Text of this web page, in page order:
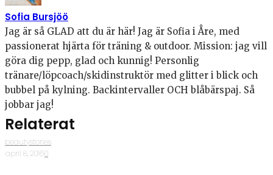
Sofia Bursjöö
Jag är så GLAD att du är här! Jag är Sofia i Åre, med
passionerat hjärta för träning & outdoor. Mission: jag vill
göra dig pepp, glad och kunnig! Personlig
tränare/löpcoach/skidinstruktör med glitter i blick och
bubbel på kylning. Backintervaller OCH blåbärspaj. Så
jobbar jag!
Relaterat
beautystories
·april 8, 2016·0